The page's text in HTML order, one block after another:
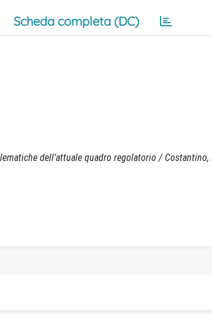
Scheda completa (DC)
dell’attuale quadro regolatorio / Costantino,